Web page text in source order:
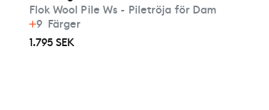
Flok Wool Pile Ws - Piletröja för Dam
9 Färger
1.795 SEK